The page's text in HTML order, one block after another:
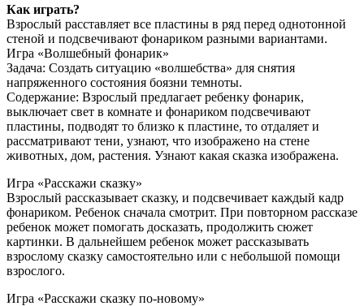
Как играть?
Взрослый расставляет все пластины в ряд перед однотонной
стеной и подсвечивают фонариком разными вариантами.
Игра «Волшебный фонарик»
Задача: Создать ситуацию «волшебства» для снятия
напряженного состояния боязни темноты.
Содержание: Взрослый предлагает ребенку фонарик,
выключает свет в комнате и фонариком подсвечивают
пластины, подводят то близко к пластине, то отдаляет и
рассматривают тени, узнают, что изображено на стене
животных, дом, растения. Узнают какая сказка изображена.
Игра «Расскажи сказку»
Взрослый рассказывает сказку, и подсвечивает каждый кадр
фонариком. Ребенок сначала смотрит. При повторном рассказе
ребенок может помогать досказать, продолжить сюжет
картинки. В дальнейшем ребенок может рассказывать
взрослому сказку самостоятельно или с небольшой помощи
взрослого.
Игра «Расскажи сказку по-новому»